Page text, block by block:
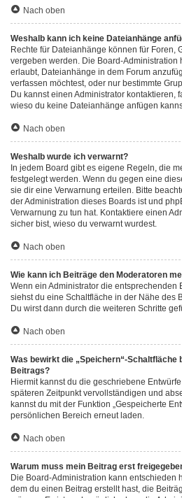
Nach oben
Weshalb kann ich keine Dateianhänge
Rechte für Dateianhänge können für Foren,
vergeben werden. Die Board-Administration
erlaubt, Dateianhänge in dem Forum
verfassen möchtest, oder nur bestimmte
Du kannst einen Administrator kontaktieren,
wieso du keine Dateianhänge anfügen
Nach oben
Weshalb wurde ich verwarnt?
In jedem Board gibt es eigene Regeln, die
festgelegt werden. Wenn du gegen eine
sie dir eine Verwarnung erteilen. Bitte
der Administration dieses Boards ist und
Verwarnung zu tun hat. Kontaktiere einen
sicher bist, wieso du verwarnt wurdest.
Nach oben
Wie kann ich Beiträge den Moderatoren
Wenn ein Administrator die entsprechenden
siehst du eine Schaltfläche in der Nähe des
Du wirst dann durch die weiteren Schritte
Nach oben
Was bewirkt die „Speichern“-Schaltfläche
Beitrags?
Hiermit kannst du die geschriebene
späteren Zeitpunkt vervollständigen und
kannst du mit der Funktion „Gespeicherte
persönlichen Bereich erneut laden.
Nach oben
Warum muss mein Beitrag erst
Die Board-Administration kann entschieden
dem du einen Beitrag erstellt hast, die